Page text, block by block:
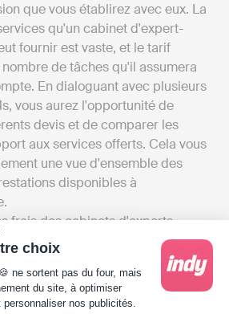
choix
du Consentement :
ne sortent pas du four, mais
du site, à optimiser
personnaliser nos publicités.
que vous établirez avec eux. La
qu'un cabinet d'expert-
fournir est vaste, et le tarif
de tâches qu'il assumera
En dialoguant avec plusieurs
vous aurez l'opportunité de
devis et de comparer les
aux services offerts. Cela vous
une vue d'ensemble des
disponibles à
frais des cabinets d'experts-
débuter entre 1000 et
an pour une petite mission
indépendant et
milliers d'euros si votre